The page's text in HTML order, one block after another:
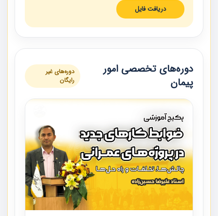
دریافت فایل
دوره‌های تخصصی امور
پیمان
دوره‌های غیر
رایگان